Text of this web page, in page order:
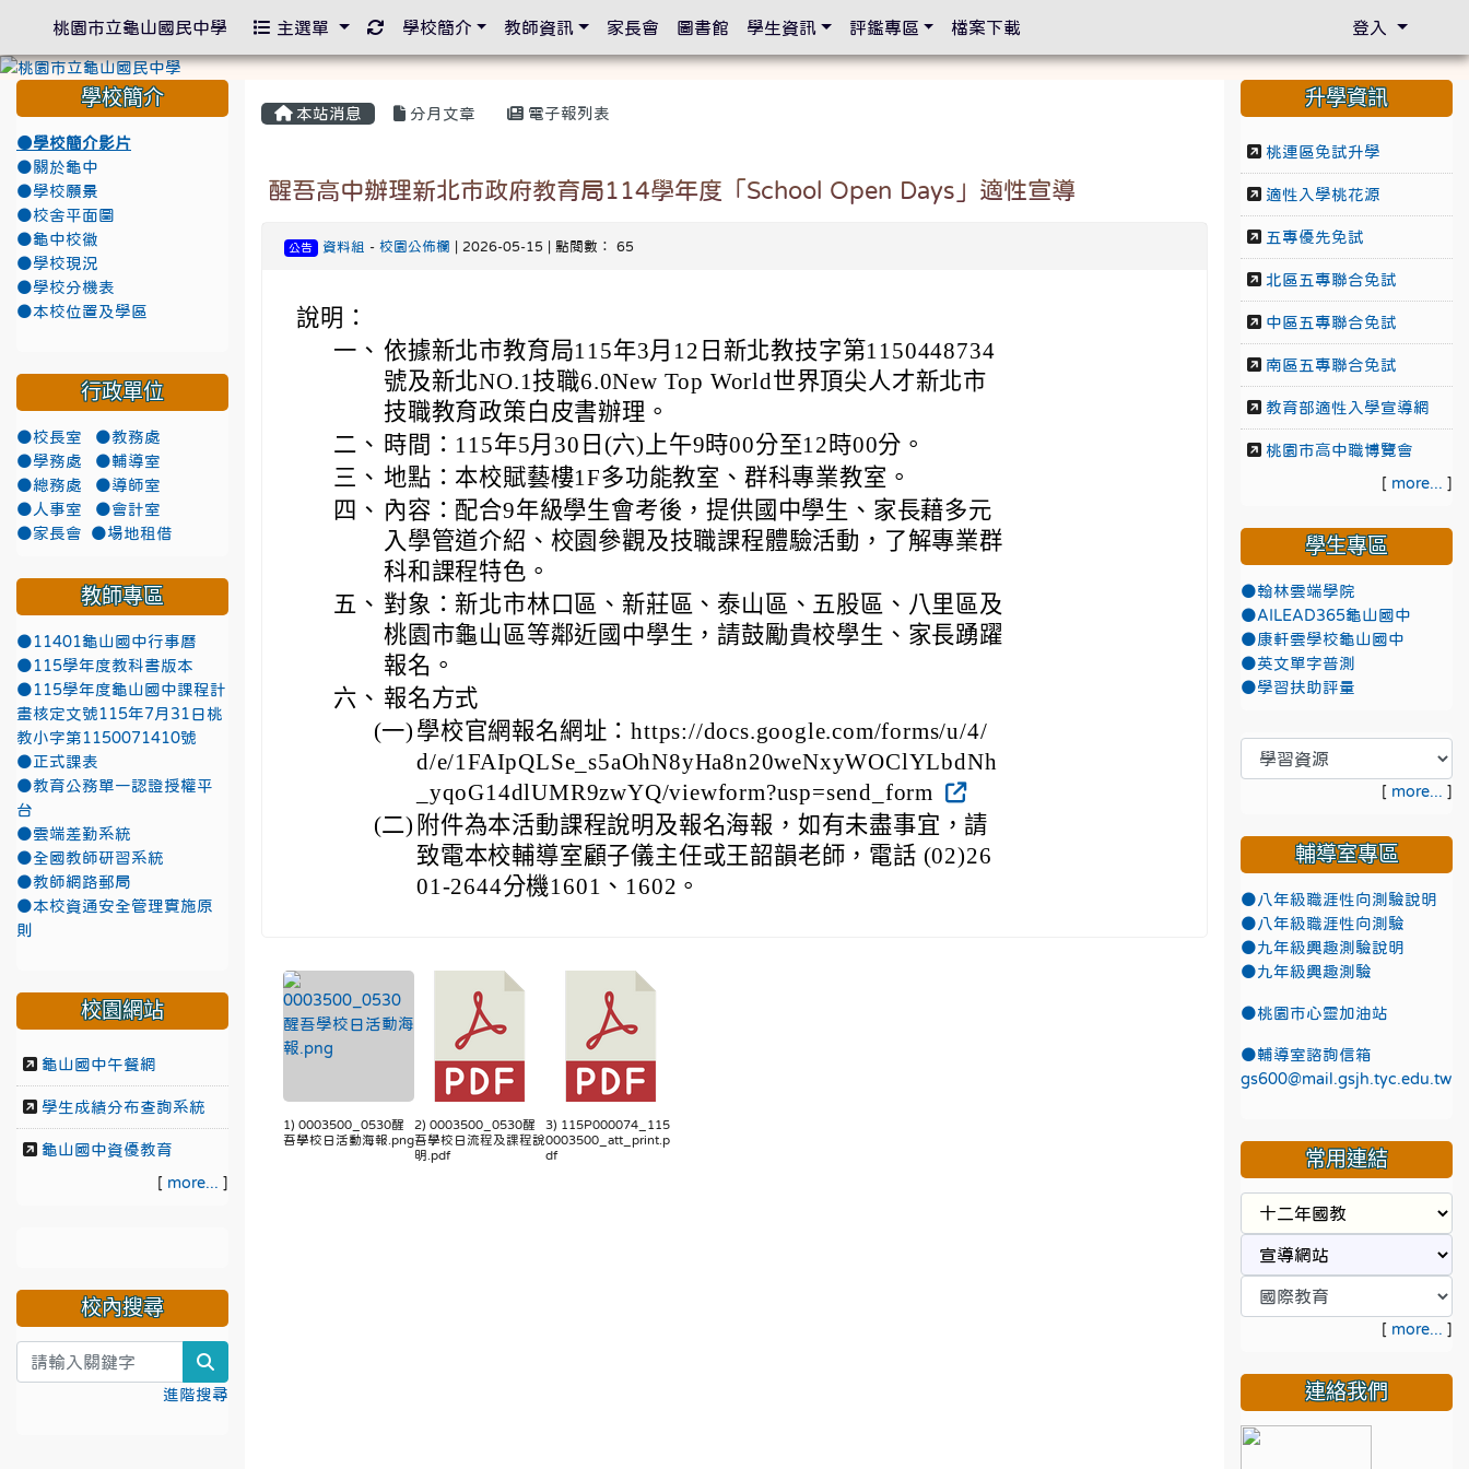
本站消息 分月文章 電子報列表
醒吾高中辦理新北市政府教育局114學年度「School Open Days」適性宣導
公告 資料組 - 校園公佈欄 | 2026-05-15 | 點閱數： 65
說明：
一、 依據新北市教育局115年3月12日新北教技字第1150448734
號及新北NO.1技職6.0New Top World世界頂尖人才新北市
技職教育政策白皮書辦理。
二、 時間：115年5月30日(六)上午9時00分至12時00分。
三、 地點：本校賦藝樓1F多功能教室、群科專業教室。
四、 內容：配合9年級學生會考後，提供國中學生、家長藉多元
入學管道介紹、校園參觀及技職課程體驗活動，了解專業群
科和課程特色。
五、 對象：新北市林口區、新莊區、泰山區、五股區、八里區及
桃園市龜山區等鄰近國中學生，請鼓勵貴校學生、家長踴躍
報名。
六、 報名方式
(一) 學校官網報名網址：https://docs.google.com/forms/u/4/
d/e/1FAIpQLSe_s5aOhN8yHa8n20weNxyWOClYLbdNh
_yqoG14dlUMR9zwYQ/viewform?usp=send_form
(二) 附件為本活動課程說明及報名海報，如有未盡事宜，請
致電本校輔導室顧子儀主任或王韶韻老師，電話 (02)26
01-2644分機1601、1602。
1) 0003500_0530醒
吾學校日活動海報.png
2) 0003500_0530醒
吾學校日流程及課程說
明.pdf
3) 115P000074_115
0003500_att_print.p
df
學校簡介
●學校簡介影片
●關於龜中
●學校願景
●校舍平面圖
●龜中校徽
●學校現況
●學校分機表
●本校位置及學區
行政單位
●校長室
●教務處
●學務處
●輔導室
●總務處
●導師室
●人事室
●會計室
●家長會
●場地租借
教師專區
●11401龜山國中行事曆
●115學年度教科書版本
●115學年度龜山國中課程計
畫核定文號115年7月31日桃
教小字第1150071410號
●正式課表
●教育公務單一認證授權平
台
●雲端差勤系統
●全國教師研習系統
●教師網路郵局
●本校資通安全管理實施原
則
校園網站
龜山國中午餐網
學生成績分布查詢系統
龜山國中資優教育
[ more... ]
校內搜尋
進階搜尋
升學資訊
桃連區免試升學
適性入學桃花源
五專優先免試
北區五專聯合免試
中區五專聯合免試
南區五專聯合免試
教育部適性入學宣導網
桃園市高中職博覽會
[ more... ]
學生專區
●翰林雲端學院
●AILEAD365龜山國中
●康軒雲學校龜山國中
●英文單字普測
●學習扶助評量
[ more... ]
輔導室專區
●八年級職涯性向測驗說明
●八年級職涯性向測驗
●九年級興趣測驗說明
●九年級興趣測驗
●桃園市心靈加油站
●輔導室諮詢信箱
gs600@mail.gsjh.tyc.edu.tw
常用連結
[ more... ]
連絡我們
桃園市立龜山國民中學 主選單 重新取得佈景設定
學校簡介 教師資訊 家長會 圖書館 學生資訊 評鑑專區 檔案下載 登入